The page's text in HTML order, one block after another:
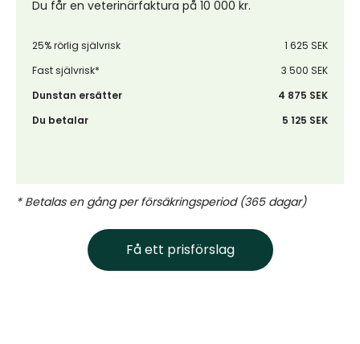
Du får en veterinärfaktura på 10 000 kr.
25% rörlig självrisk
1 625 SEK
Fast självrisk*
3 500 SEK
Dunstan ersätter
4 875 SEK
Du betalar
5 125 SEK
* Betalas en gång per försäkringsperiod (365 dagar)
Få ett prisförslag